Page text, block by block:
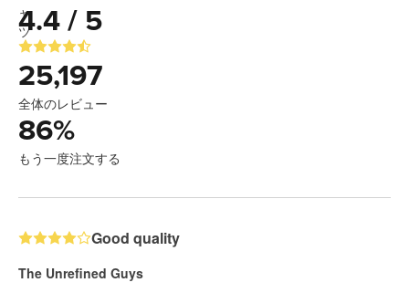
4.4 / 5
25,197
全体のレビュー
86%
もう一度注文する
Good quality
The Unrefined Guys